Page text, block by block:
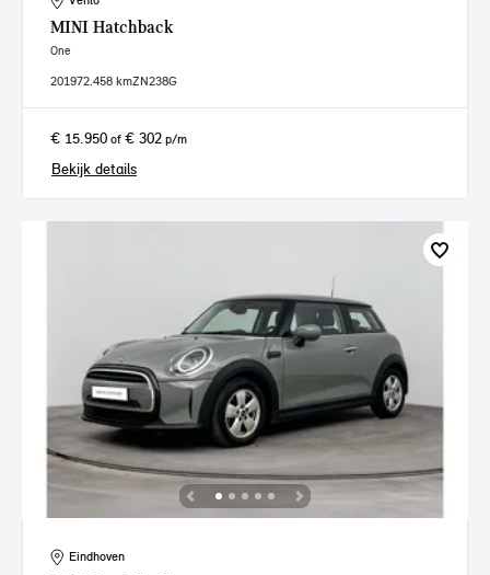
MINI Hatchback
One
201972.458 kmZN238G
€ 15.950 of € 302 p/m
Bekijk details
Eindhoven